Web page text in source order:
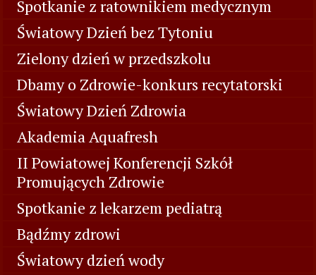
Spotkanie z ratownikiem medycznym
Światowy Dzień bez Tytoniu
Zielony dzień w przedszkolu
Dbamy o Zdrowie-konkurs recytatorski
Światowy Dzień Zdrowia
Akademia Aquafresh
II Powiatowej Konferencji Szkół
Promujących Zdrowie
Spotkanie z lekarzem pediatrą
Bądźmy zdrowi
Światowy dzień wody